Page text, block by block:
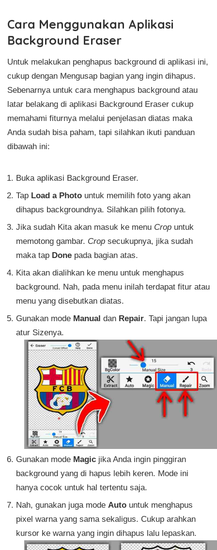
Cara Menggunakan Aplikasi
Background Eraser
Untuk melakukan penghapus background di aplikasi ini,
cukup dengan Mengusap bagian yang ingin dihapus.
Sebenarnya untuk cara menghapus background atau
latar belakang di aplikasi Background Eraser cukup
memahami fiturnya melalui penjelasan diatas maka
Anda sudah bisa paham, tapi silahkan ikuti panduan
dibawah ini:
Buka aplikasi Background Eraser.
Tap Load a Photo untuk memilih foto yang akan
dihapus backgroundnya. Silahkan pilih fotonya.
Jika sudah Kita akan masuk ke menu Crop untuk
memotong gambar. Crop secukupnya, jika sudah
maka tap Done pada bagian atas.
Kita akan dialihkan ke menu untuk menghapus
background. Nah, pada menu inilah terdapat fitur atau
menu yang disebutkan diatas.
Gunakan mode Manual dan Repair. Tapi jangan lupa
atur Sizenya.
Gunakan mode Magic jika Anda ingin pinggiran
background yang di hapus lebih keren. Mode ini
hanya cocok untuk hal tertentu saja.
Nah, gunakan juga mode Auto untuk menghapus
pixel warna yang sama sekaligus. Cukup arahkan
kursor ke warna yang ingin dihapus lalu lepaskan.